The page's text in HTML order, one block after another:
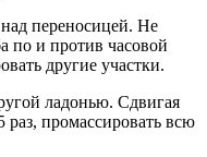
переносицей. Не
по и против часовой
другие участки.
ладонью. Сдвигая
раз, промассировать всю